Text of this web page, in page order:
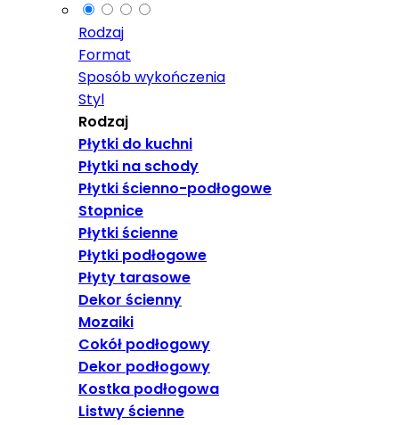
Rodzaj
Format
Sposób wykończenia
Styl
Rodzaj
Płytki do kuchni
Płytki na schody
Płytki ścienno-podłogowe
Stopnice
Płytki ścienne
Płytki podłogowe
Płyty tarasowe
Dekor ścienny
Mozaiki
Cokół podłogowy
Dekor podłogowy
Kostka podłogowa
Listwy ścienne